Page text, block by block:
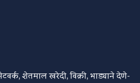
शेतमाल खरेदी, विक्री, भाड्याने देणे-